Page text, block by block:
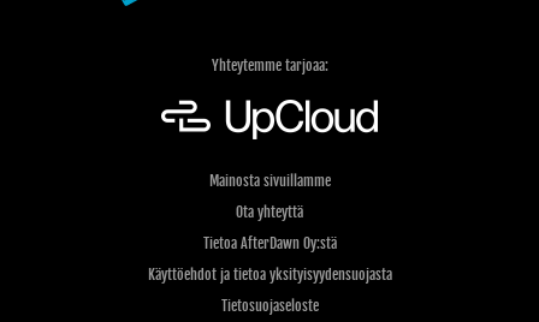
Yhteytemme tarjoaa:
Mainosta sivuillamme
Ota yhteyttä
Tietoa AfterDawn Oy:stä
Käyttöehdot ja tietoa yksityisyydensuojasta
Tietosuojaseloste